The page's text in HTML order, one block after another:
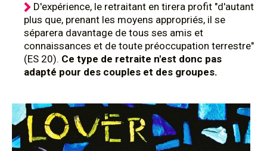
D'expérience, le retraitant en tirera profit "d'autant
plus que, prenant les moyens appropriés, il se
séparera davantage de tous ses amis et
connaissances et de toute préoccupation terrestre"
(ES 20). Ce type de retraite n'est donc pas
adapté pour des couples et des groupes.